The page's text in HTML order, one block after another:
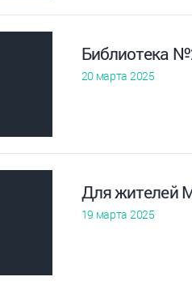
Библиотека
20 марта 2025
Для жителей
19 марта 2025